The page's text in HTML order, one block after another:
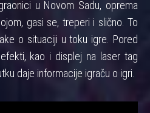
u Novom Sadu, oprema
gasi se, treperi i slično. To
o situaciji u toku igre. Pored
kao i displej na laser tag
daje informacije igraču o igri.